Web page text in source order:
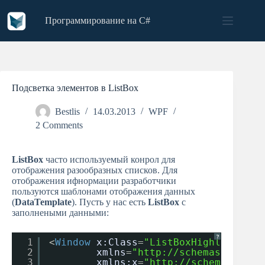
content
Программирование на C#
Подсветка элементов в ListBox
Bestlis 14.03.2013
WPF
2 Comments
ListBox часто используемый конрол для
отображения разообразных списков. Для
отображения ифнормации разработчики
пользуются шаблонами отображения данных
(DataTemplate). Пусть у нас есть ListBox с
заполнеными данными:
?
1
2
3
<Window x:Class=
xmlns=" http://
xmlns:x=" http://